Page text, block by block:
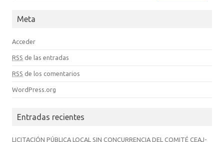
Meta
Acceder
RSS de las entradas
RSS de los comentarios
WordPress.org
Entradas recientes
LICITACIÓN PÚBLICA LOCAL SIN CONCURRENCIA DEL COMITÉ CEAJ-